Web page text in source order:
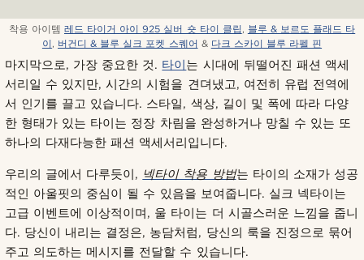
착용 아이템 레드 타이거 아이 925 실버 숏 타이 클립, 블루 & 보르도 플래드 타
이, 버건디 & 블루 실크 포켓 스퀘어 & 다크 스카이 블루 라펠 핀
마지막으로, 가장 중요한 것. 타이는 시대에 뒤떨어진 패션 액세
서리일 수 있지만, 시간의 시험을 견뎌냈고, 여전히 유럽 전역에
서 인기를 끌고 있습니다. 스타일, 색상, 길이 및 폭에 따라 다양
한 형태가 있는 타이는 정장 차림을 완성하거나 망칠 수 있는 또
하나의 다재다능한 패션 액세서리입니다.
우리의 글에서 다루듯이, 넥타이 착용 방법는 타이의 소재가 성공
적인 아울핏의 중심이 될 수 있음을 보여줍니다. 실크 넥타이는
고급 이벤트에 이상적이며, 울 타이는 더 시골스러운 느낌을 줍니
다. 당신이 내리는 결정은, 농담처럼, 당신의 룩을 진정으로 묶어
주고 의도하는 메시지를 전달할 수 있습니다.